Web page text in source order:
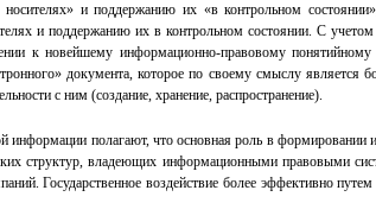
и поддержанию их «в контрольном
и поддержанию их в контрольном состоянии. С
к новейшему информационно-правовому
документа, которое по своему смыслу
с ним (создание, хранение, распространение).
информации полагают, что основная роль в
структур, владеющих информационными правовыми
Государственное воздействие более эффективно